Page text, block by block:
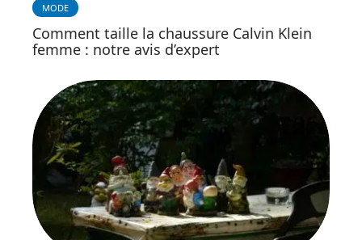
MODE
Comment taille la chaussure Calvin Klein
femme : notre avis d’expert